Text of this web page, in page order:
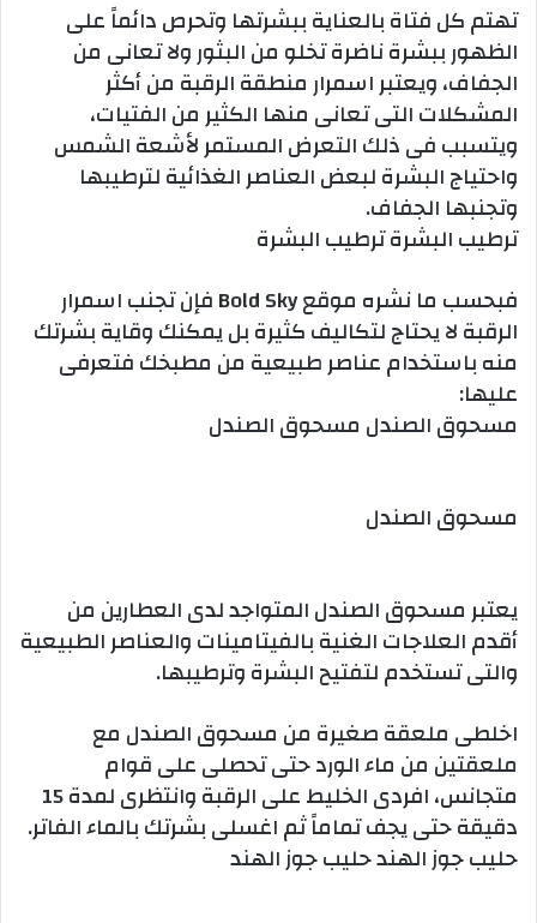
تهتم كل فتاة بالعناية ببشرتها وتحرص دائماً على
الظهور ببشرة ناضرة تخلو من البثور ولا تعانى من
الجفاف، ويعتبر اسمرار منطقة الرقبة من أكثر
المشكلات التى تعانى منها الكثير من الفتيات،
ويتسبب فى ذلك التعرض المستمر لأشعة الشمس
واحتياج البشرة لبعض العناصر الغذائية لترطيبها
وتجنبها الجفاف.
ترطيب البشرة ترطيب البشرة
فبحسب ما نشره موقع Bold Sky فإن تجنب اسمرار
الرقبة لا يحتاج لتكاليف كثيرة بل يمكنك وقاية بشرتك
منه باستخدام عناصر طبيعية من مطبخك فتعرفى
عليها:
مسحوق الصندل مسحوق الصندل
مسحوق الصندل
يعتبر مسحوق الصندل المتواجد لدى العطارين من
أقدم العلاجات الغنية بالفيتامينات والعناصر الطبيعية
والتى تستخدم لتفتيح البشرة وترطيبها.
اخلطى ملعقة صغيرة من مسحوق الصندل مع
ملعقتين من ماء الورد حتى تحصلى على قوام
متجانس، افردى الخليط على الرقبة وانتظرى لمدة 15
دقيقة حتى يجف تماماً ثم اغسلى بشرتك بالماء الفاتر.
حليب جوز الهند حليب جوز الهند